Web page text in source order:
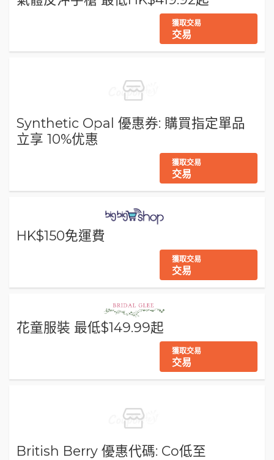
獲取交易
交易
Synthetic Opal 優惠券: 購買指定單品
立享 10%优惠
獲取交易
交易
HK$150免運費
獲取交易
交易
花童服裝 最低$149.99起
獲取交易
交易
British Berry 優惠代碼: Co低至